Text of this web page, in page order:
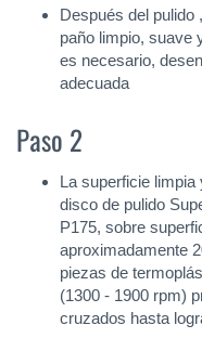
Después del pulido
paño limpio, suave
es necesario,
adecuada
Paso 2
La superficie
disco de pulido
P175, sobre
aproximadamente
piezas de
(1300 - 1900 rpm)
cruzados hasta